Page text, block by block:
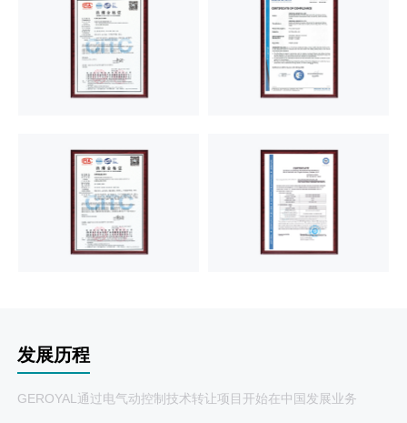
发展历程
GEROYAL通过电气动控制技术转让项目开始在中国发展业务